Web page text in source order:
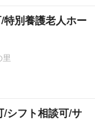
特別養護老人ホー
/シフト相談可/サ